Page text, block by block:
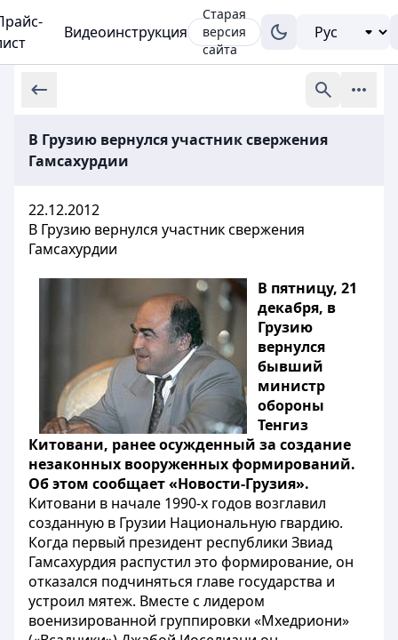
Видеоинструкция
Старая
версия
сайта
В Грузию вернулся участник свержения
Гамсахурдии
22.12.2012
В Грузию вернулся участник свержения
Гамсахурдии
В пятницу, 21
декабря, в
Грузию
вернулся
бывший
министр
обороны
Тенгиз
Китовани, ранее осужденный за создание
незаконных вооруженных формирований.
Об этом сообщает «Новости-Грузия».
Китовани в начале 1990-х годов возглавил
созданную в Грузии Национальную гвардию.
Когда первый президент республики Звиад
Гамсахурдия распустил это формирование, он
отказался подчиняться главе государства и
устроил мятеж. Вместе с лидером
военизированной группировки «Мхедриони»